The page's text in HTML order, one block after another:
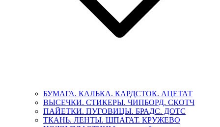
БУМАГА. КАЛЬКА. КАРДСТОК. АЦЕТАТ
ВЫСЕЧКИ. СТИКЕРЫ. ЧИПБОРД. СКОТЧ
ПАЙЕТКИ. ПУГОВИЦЫ. БРАДС. ДОТС
ТКАНЬ. ЛЕНТЫ. ШПАГАТ. КРУЖЕВО